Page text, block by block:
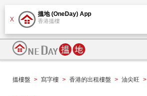
X
搵地 (OneDay) App
香港搵樓
搵樓盤 > 寫字樓 > 香港的出租樓盤 > 油尖旺 >